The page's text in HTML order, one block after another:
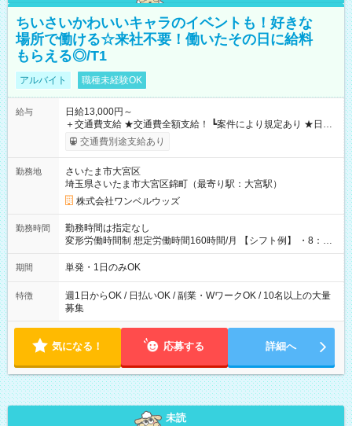
ちいさいかわいいキャラのイベントも！好きな
場所で働ける☆来社不要！働いたその日に給料
もらえる◎/T1
アルバイト 職種未経験OK
給与
日給13,000円～
＋交通費支給 ★交通費全額支給！ ┗案件により規定あり ★日払
いOK！（規定あり） ┗働いたその日に現金GET♪ お仕事後はコ
ンビニATMから 日払い分を引き落とせます！ 【試用期間】試
交通費別途支給あり
勤務地
さいたま市大宮区
埼玉県さいたま市大宮区錦町（最寄り駅：大宮駅）
株式会社ワンベルウッズ
勤務時間
勤務時間は指定なし
変形労働時間制 想定労働時間160時間/月 【シフト例】 ・8：00
～21：00
期間 単発・1日のみOK
特徴
週1日からOK / 日払いOK / 副業・WワークOK / 10名以上の大量
募集
気になる！ 応募する 詳細へ
未読